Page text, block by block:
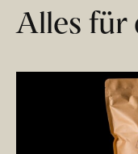
Alles für